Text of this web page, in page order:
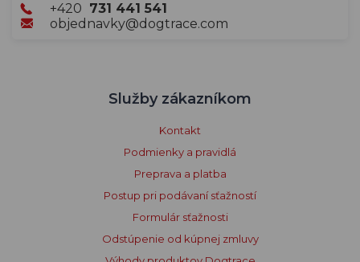
+420 731 441 541
objednavky@dogtrace.com
Služby zákazníkom
Kontakt
Podmienky a pravidlá
Preprava a platba
Postup pri podávaní sťažností
Formulár sťažnosti
Odstúpenie od kúpnej zmluvy